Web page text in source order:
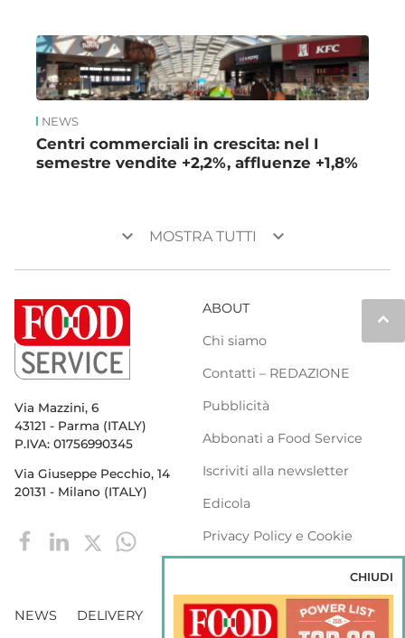
NEWS
Centri commerciali in crescita: nel I
semestre vendite +2,2%, affluenze +1,8%
keyboard_arrow_down MOSTRA TUTTI keyboard_arrow_down
keyboard_arrow_up
Via Mazzini, 6
43121 - Parma (ITALY)
P.IVA: 01756990345
Via Giuseppe Pecchio, 14
20131 - Milano (ITALY)
ABOUT
Chi siamo
Contatti – REDAZIONE
Pubblicità
Abbonati a Food Service
Iscriviti alla newsletter
Edicola
Privacy Policy e Cookie
NEWS DELIVERY DISTRIBUZIONE
CHIUDI